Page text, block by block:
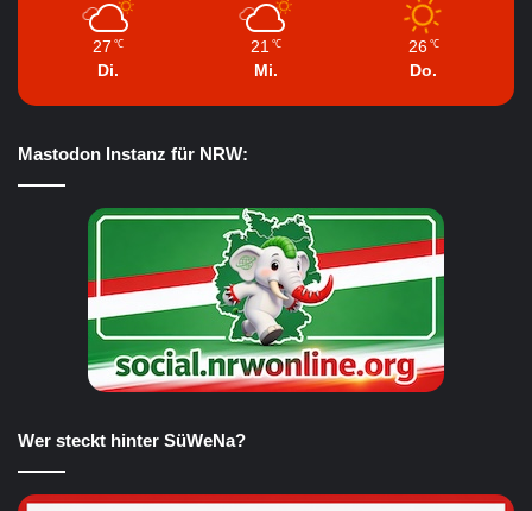
27 ℃
Di.
21 ℃
Mi.
26 ℃
Do.
Mastodon Instanz für NRW:
Wer steckt hinter SüWeNa?